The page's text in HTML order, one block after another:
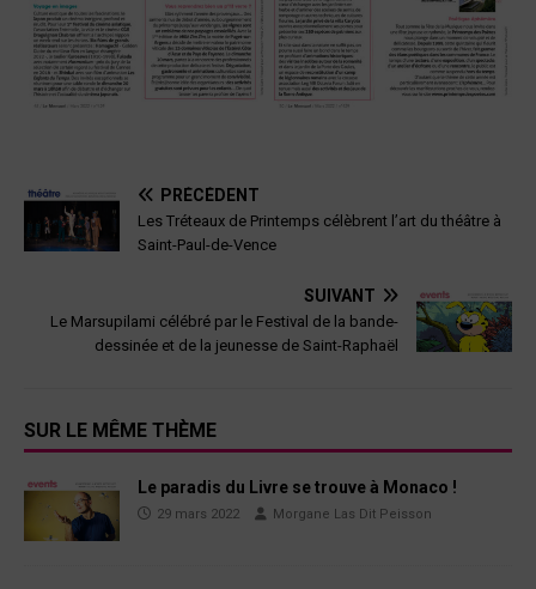
PRÉCÉDENT
Les Tréteaux de Printemps célèbrent l’art du théâtre à
Saint-Paul-de-Vence
SUIVANT
Le Marsupilami célébré par le Festival de la bande-
dessinée et de la jeunesse de Saint-Raphaël
SUR LE MÊME THÈME
Le paradis du Livre se trouve à Monaco !
29 mars 2022 Morgane Las Dit Peisson